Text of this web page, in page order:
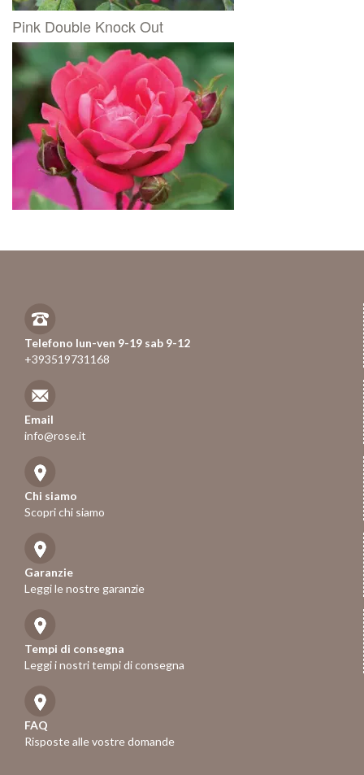
Pink Double Knock Out
Telefono lun-ven 9-19 sab 9-12
+393519731168
Email
info@rose.it
Chi siamo
Scopri chi siamo
Garanzie
Leggi le nostre garanzie
Tempi di consegna
Leggi i nostri tempi di consegna
FAQ
Risposte alle vostre domande